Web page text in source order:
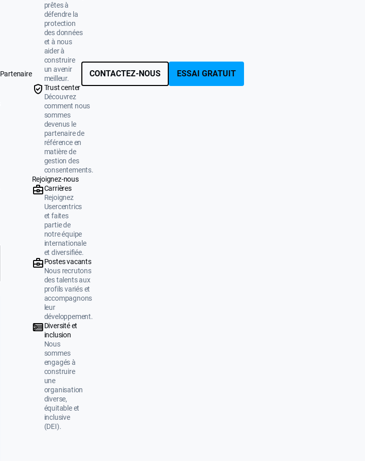
Partenaire
prêtes à
défendre la
protection
des données
et à nous
aider à
construire
un avenir
meilleur.
Trust center
Découvrez
comment nous
sommes
devenus le
partenaire de
référence en
matière de
gestion des
consentements.
Rejoignez-nous
Carrières
Rejoignez
Usercentrics
et faites
partie de
notre équipe
internationale
et diversifiée.
Postes vacants
Nous recrutons
des talents aux
profils variés et
accompagnons
leur
développement.
Diversité et
inclusion
Nous
sommes
engagés à
construire
une
organisation
diverse,
équitable et
inclusive
(DEI).
CONTACTEZ-NOUS ESSAI GRATUIT